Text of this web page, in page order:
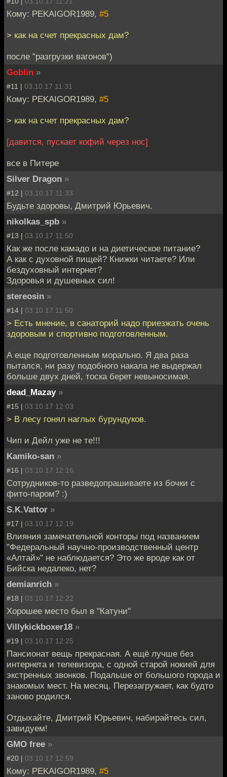
Кому: PEKAIGOR1989, #5
> как на счет прекрасных дам?
после "разгрузки вагонов")
Goblin »
#11 | 03.10.17 11:31
Кому: PEKAIGOR1989, #5
> как на счет прекрасных дам?
[давится, пускает кофий через нос]
все в Питере
Silver Dragon »
#12 | 03.10.17 11:33
Будьте здоровы, Дмитрий Юрьевич.
nikolkas_spb »
#13 | 03.10.17 11:50
Как же после камадо и на диетическое питание?
А как с духовной пищей? Книжки читаете? Или
бездуховный интернет?
Здоровья и душевных сил!
stereosin »
#14 | 03.10.17 11:50
> Есть мнение, в санаторий надо приезжать очень
здоровым и спортивно подготовленным.
А еще подготовленным морально. Я два раза
пытался, ни разу подобного накала не выдержал
больше двух дней, тоска берет невыносимая.
dead_Mazay »
#15 | 03.10.17 12:03
> В лесу гонял наглых бурундуков.
Чип и Дейл уже не те!!!
Kamiko-san »
#16 | 03.10.17 12:16
Сотрудников-то разведопрашиваете из бочки с
фито-паром? :)
S.K.Vattor »
#17 | 03.10.17 12:19
Влияния замечательной конторы под названием
"Федеральный научно-производственный центр
«Алтай»" не наблюдается? Это же вроде как от
Бийска недалеко, нет?
demianrich »
#18 | 03.10.17 12:22
Хорошее место был в "Катуни"
Villykickboxer18 »
#19 | 03.10.17 12:25
Пансионат вещь прекрасная. А ещё лучше без
интернета и телевизора, с одной старой нокией для
экстренных звонков. Подальше от большого города и
знакомых мест. На месяц. Перезагружает, как будто
заново родился.
Отдыхайте, Дмитрий Юрьевич, набирайтесь сил,
завидуем!
GMO free »
#20 | 03.10.17 12:59
Кому: PEKAIGOR1989, #5